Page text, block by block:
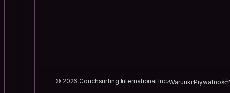
© 2026 Couchsurfing International Inc.WarunkiPrywatność